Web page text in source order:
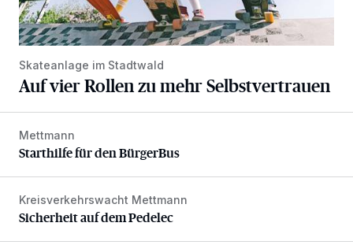
Skateanlage im Stadtwald
Auf vier Rollen zu mehr Selbstvertrauen
Starthilfe für den BürgerBus
Mettmann
Starthilfe für den BürgerBus
Sicherheit auf dem Pedelec
Kreisverkehrswacht Mettmann
Sicherheit auf dem Pedelec